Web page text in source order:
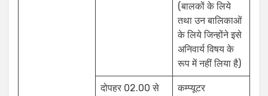
(बालकों के लिये
तथा उन बालिकाओं
के लिये जिन्होंने इसे
अनिवार्य विषय के
रूप में नहीं लिया है)
दोपहर 02.00 से
कम्प्यूटर